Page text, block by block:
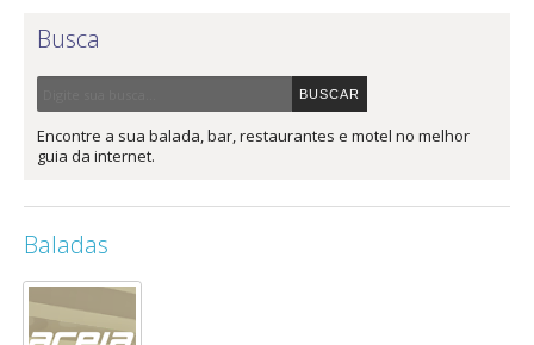
Busca
Encontre a sua balada, bar, restaurantes e motel no melhor
guia da internet.
Baladas